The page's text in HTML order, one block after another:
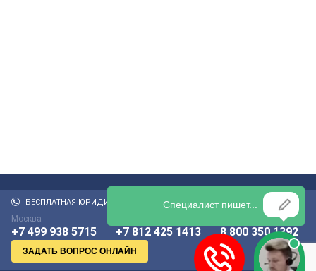
БЕСПЛАТНАЯ ЮРИДИЧЕСКАЯ КОНСУЛЬТАЦИЯ:
Москва
+7 499 938 5715 +7 812 425 1413
По России бесплатно
8 800 350 1392